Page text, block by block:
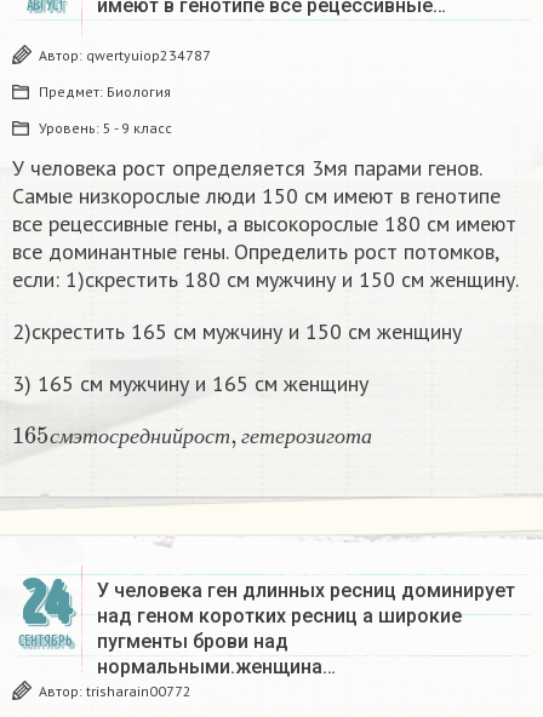
АВГУСТ
имеют в генотипе все рецессивные…
Автор: qwertyuiop234787
Предмет: Биология
Уровень: 5 - 9 класс
У человека рост определяется 3мя парами генов.
Самые низкорослые люди 150 см имеют в генотипе
все рецессивные гены, а высокорослые 180 см имеют
все доминантные гены. Определить рост потомков,
если: 1)скрестить 180 см мужчину и 150 см женщину.
2)скрестить 165 см мужчину и 150 см женщину
3) 165 см мужчину и 165 см женщину
смэ т о с р е д н и й р о с т г е т е р о з и г о т а
165 ед
24
СЕНТЯБРЬ
У человека ген длинных ресниц доминирует
над геном коротких ресниц а широкие
пугменты брови над
нормальными.женщина…
Автор: trisharain00772